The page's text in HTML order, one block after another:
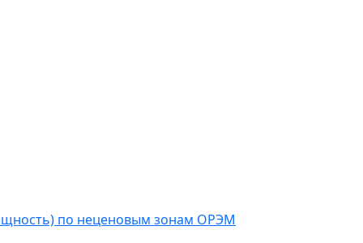
по неценовым зонам ОРЭМ